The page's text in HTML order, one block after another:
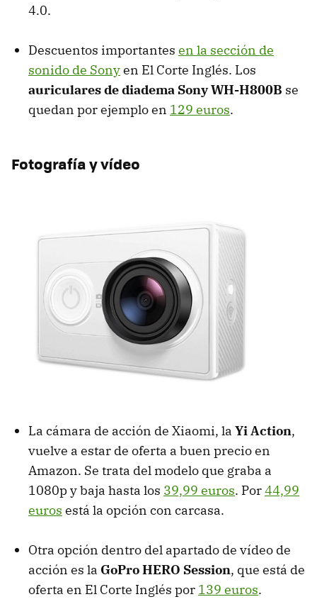
4.0.
Descuentos importantes en la sección de
sonido de Sonyen El Corte Inglés. Los
auriculares de diadema Sony WH-H800B se
quedan por ejemplo en 129 euros.
Fotografía y vídeo
La cámara de acción de Xiaomi, la Yi Action,
vuelve a estar de oferta a buen precio en
Amazon. Se trata del modelo que graba a
1080p y baja hasta los 39,99 euros. Por44,99
euros está la opción con carcasa.
Otra opción dentro del apartado de vídeo de
acción es la GoPro HERO Session, que está de
oferta en El Corte Inglés por 139 euros.